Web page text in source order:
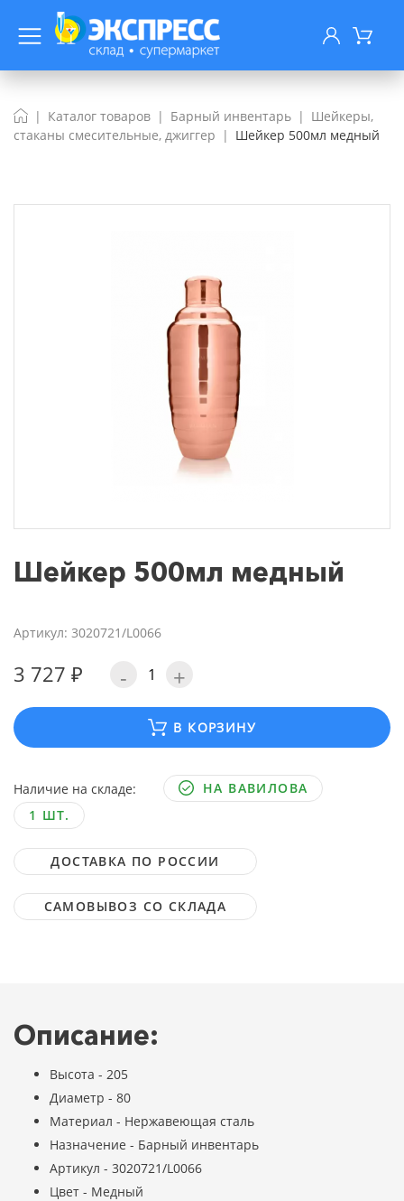
Каталог товаров Барный инвентарь
Шейкеры,
стаканы смесительные, джиггер
Шейкер 500мл медный
Шейкер 500мл медный
Артикул: 3020721/L0066
3 727 ₽ - +
В КОРЗИНУ
Наличие на складе:
НА ВАВИЛОВА
1 ШТ.
ДОСТАВКА ПО РОССИИ
САМОВЫВОЗ СО СКЛАДА
Описание:
Высота - 205
Диаметр - 80
Материал - Нержавеющая сталь
Назначение - Барный инвентарь
Артикул - 3020721/L0066
Цвет - Медный